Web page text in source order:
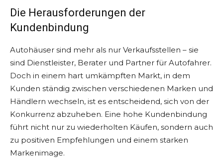
Die Herausforderungen der
Kundenbindung
Autohäuser sind mehr als nur Verkaufsstellen – sie
sind Dienstleister, Berater und Partner für Autofahrer.
Doch in einem hart umkämpften Markt, in dem
Kunden ständig zwischen verschiedenen Marken und
Händlern wechseln, ist es entscheidend, sich von der
Konkurrenz abzuheben. Eine hohe Kundenbindung
führt nicht nur zu wiederholten Käufen, sondern auch
zu positiven Empfehlungen und einem starken
Markenimage.